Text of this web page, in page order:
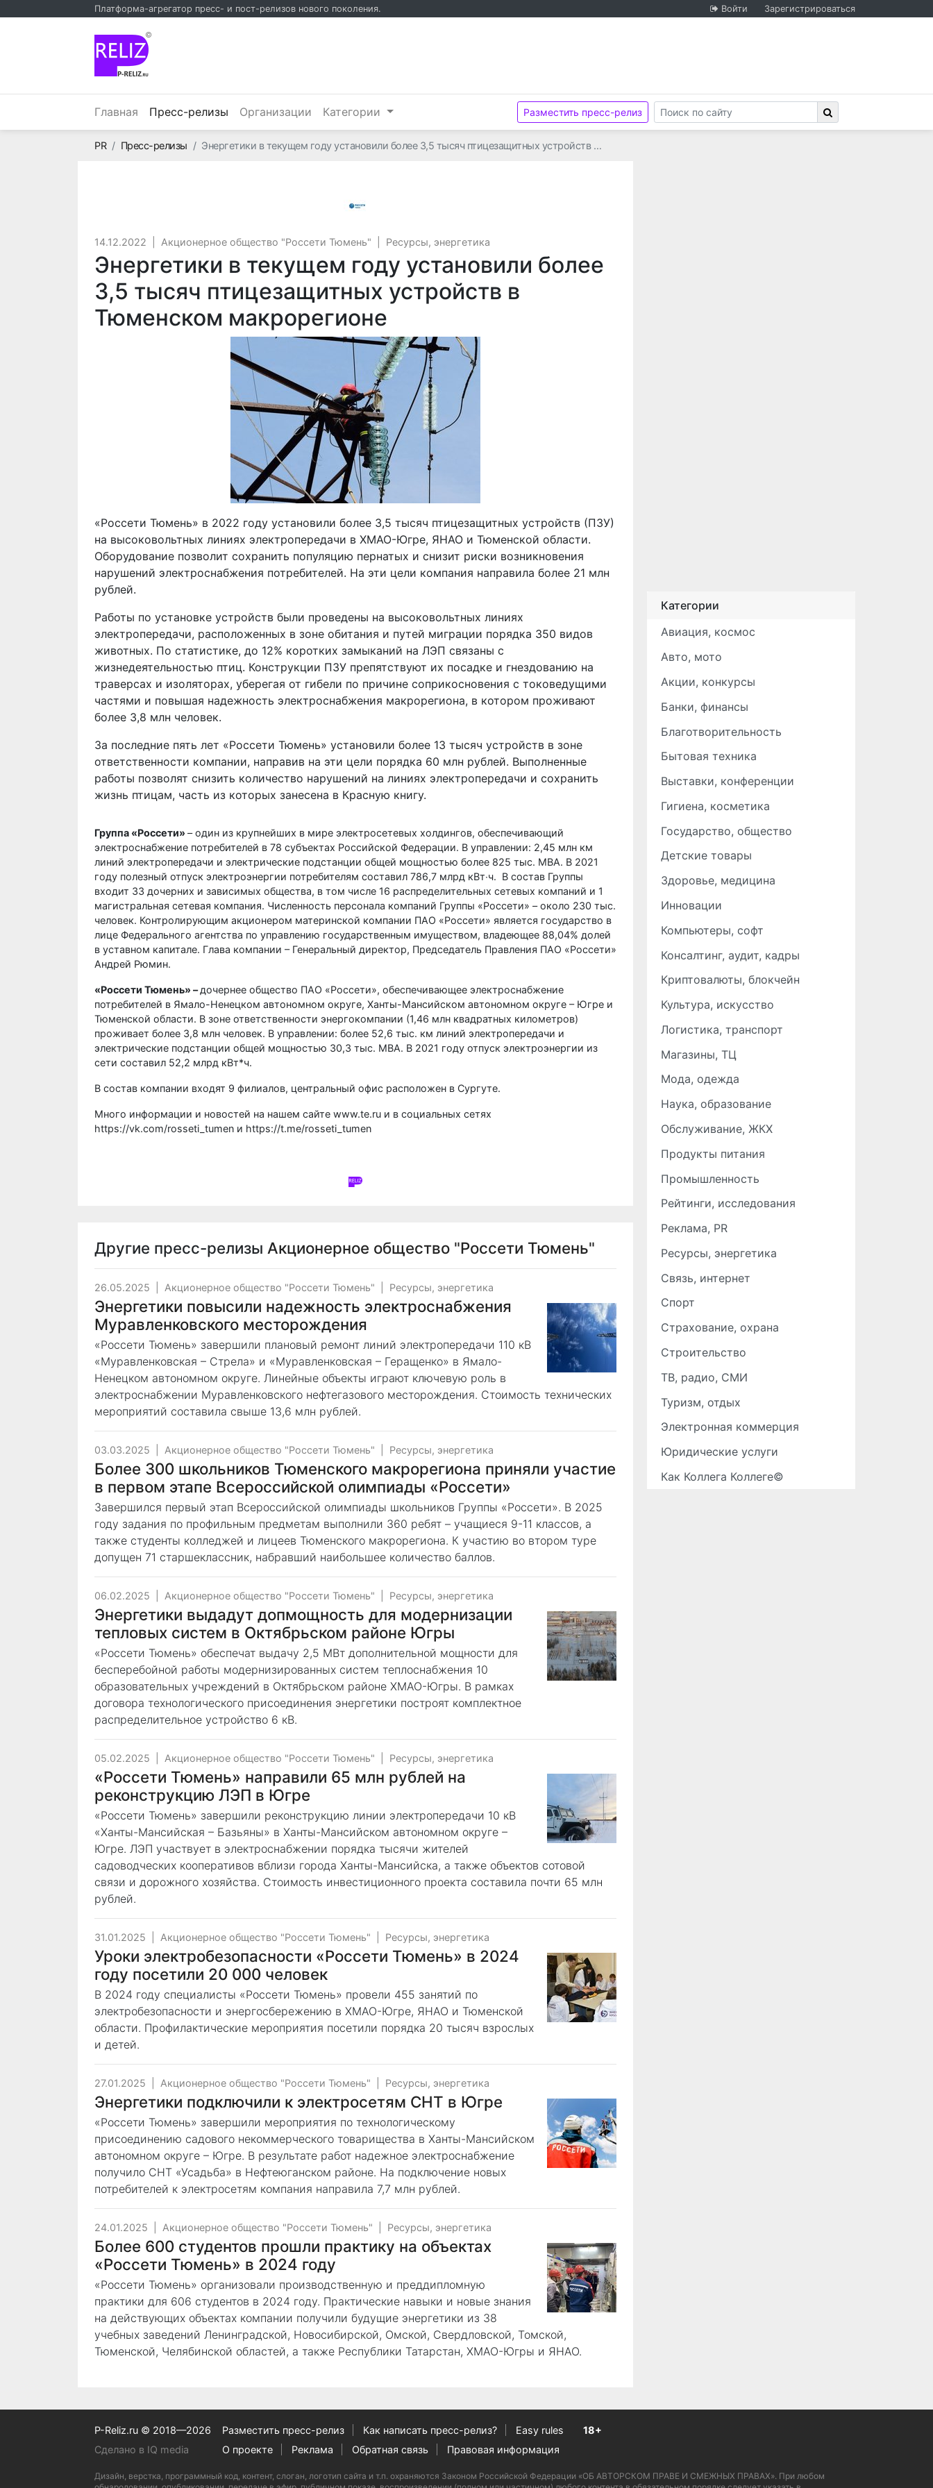
Платформа-агрегатор пресс- и пост-релизов нового поколения. Войти Зарегистрироваться
©
Главная Пресс-релизы (текущий)
Организации Категории Разместить пресс-релиз
PRГлавная
Пресс-релизы Энергетики в текущем году установили более 3,5 тысяч птицезащитных устройств …
14.12.2022 Акционерное общество "Россети Тюмень" Ресурсы, энергетика
Энергетики в текущем году установили более
3,5 тысяч птицезащитных устройств в
Тюменском макрорегионе
«Россети Тюмень» в 2022 году установили более 3,5 тысяч птицезащитных устройств (ПЗУ)
на высоковольтных линиях электропередачи в ХМАО-Югре, ЯНАО и Тюменской области.
Оборудование позволит сохранить популяцию пернатых и снизит риски возникновения
нарушений электроснабжения потребителей. На эти цели компания направила более 21 млн
рублей.
Работы по установке устройств были проведены на высоковольтных линиях
электропередачи, расположенных в зоне обитания и путей миграции порядка 350 видов
животных. По статистике, до 12% коротких замыканий на ЛЭП связаны с
жизнедеятельностью птиц. Конструкции ПЗУ препятствуют их посадке и гнездованию на
траверсах и изоляторах, уберегая от гибели по причине соприкосновения с токоведущими
частями и повышая надежность электроснабжения макрорегиона, в котором проживают
более 3,8 млн человек.
За последние пять лет «Россети Тюмень» установили более 13 тысяч устройств в зоне
ответственности компании, направив на эти цели порядка 60 млн рублей. Выполненные
работы позволят снизить количество нарушений на линиях электропередачи и сохранить
жизнь птицам, часть из которых занесена в Красную книгу.
Группа «Россети» – один из крупнейших в мире электросетевых холдингов, обеспечивающий
электроснабжение потребителей в 78 субъектах Российской Федерации. В управлении: 2,45 млн км
линий электропередачи и электрические подстанции общей мощностью более 825 тыс. МВА. В 2021
году полезный отпуск электроэнергии потребителям составил 786,7 млрд кВт∙ч. В состав Группы
входит 33 дочерних и зависимых общества, в том числе 16 распределительных сетевых компаний и 1
магистральная сетевая компания. Численность персонала компаний Группы «Россети» – около 230 тыс.
человек. Контролирующим акционером материнской компании ПАО «Россети» является государство в
лице Федерального агентства по управлению государственным имуществом, владеющее 88,04% долей
в уставном капитале. Глава компании – Генеральный директор, Председатель Правления ПАО «Россети»
Андрей Рюмин.
«Россети Тюмень» –дочернее общество ПАО «Россети», обеспечивающее электроснабжение
потребителей в Ямало-Ненецком автономном округе, Ханты-Мансийском автономном округе – Югре и
Тюменской области. В зоне ответственности энергокомпании (1,46 млн квадратных километров)
проживает более 3,8 млн человек. В управлении: более 52,6 тыс. км линий электропередачи и
электрические подстанции общей мощностью 30,3 тыс. МВА. В 2021 году отпуск электроэнергии из
сети составил 52,2 млрд кВт*ч.
В состав компании входят 9 филиалов, центральный офис расположен в Сургуте.
Много информации и новостей на нашем сайте www.te.ru и в социальных сетях
https://vk.com/rosseti_tumen и https://t.me/rosseti_tumen
Другие пресс-релизы Акционерное общество "Россети Тюмень"
26.05.2025 Акционерное общество "Россети Тюмень" Ресурсы, энергетика
Энергетики повысили надежность электроснабжения
Муравленковского месторождения
«Россети Тюмень» завершили плановый ремонт линий электропередачи 110 кВ
«Муравленковская – Стрела» и «Муравленковская – Геращенко» в Ямало-
Ненецком автономном округе. Линейные объекты играют ключевую роль в
электроснабжении Муравленковского нефтегазового месторождения. Стоимость технических
мероприятий составила свыше 13,6 млн рублей.
03.03.2025 Акционерное общество "Россети Тюмень" Ресурсы, энергетика
Более 300 школьников Тюменского макрорегиона приняли участие
в первом этапе Всероссийской олимпиады «Россети»
Завершился первый этап Всероссийской олимпиады школьников Группы «Россети». В 2025
году задания по профильным предметам выполнили 360 ребят – учащиеся 9-11 классов, а
также студенты колледжей и лицеев Тюменского макрорегиона. К участию во втором туре
допущен 71 старшеклассник, набравший наибольшее количество баллов.
06.02.2025 Акционерное общество "Россети Тюмень" Ресурсы, энергетика
Энергетики выдадут допмощность для модернизации
тепловых систем в Октябрьском районе Югры
«Россети Тюмень» обеспечат выдачу 2,5 МВт дополнительной мощности для
бесперебойной работы модернизированных систем теплоснабжения 10
образовательных учреждений в Октябрьском районе ХМАО-Югры. В рамках
договора технологического присоединения энергетики построят комплектное
распределительное устройство 6 кВ.
05.02.2025 Акционерное общество "Россети Тюмень" Ресурсы, энергетика
«Россети Тюмень» направили 65 млн рублей на
реконструкцию ЛЭП в Югре
«Россети Тюмень» завершили реконструкцию линии электропередачи 10 кВ
«Ханты-Мансийская – Базьяны» в Ханты-Мансийском автономном округе –
Югре. ЛЭП участвует в электроснабжении порядка тысячи жителей
садоводческих кооперативов вблизи города Ханты-Мансийска, а также объектов сотовой
связи и дорожного хозяйства. Стоимость инвестиционного проекта составила почти 65 млн
рублей.
31.01.2025 Акционерное общество "Россети Тюмень" Ресурсы, энергетика
Уроки электробезопасности «Россети Тюмень» в 2024
году посетили 20 000 человек
В 2024 году специалисты «Россети Тюмень» провели 455 занятий по
электробезопасности и энергосбережению в ХМАО-Югре, ЯНАО и Тюменской
области. Профилактические мероприятия посетили порядка 20 тысяч взрослых
и детей.
27.01.2025 Акционерное общество "Россети Тюмень" Ресурсы, энергетика
Энергетики подключили к электросетям СНТ в Югре
«Россети Тюмень» завершили мероприятия по технологическому
присоединению садового некоммерческого товарищества в Ханты-Мансийском
автономном округе – Югре. В результате работ надежное электроснабжение
получило СНТ «Усадьба» в Нефтеюганском районе. На подключение новых
потребителей к электросетям компания направила 7,7 млн рублей.
24.01.2025 Акционерное общество "Россети Тюмень" Ресурсы, энергетика
Более 600 студентов прошли практику на объектах
«Россети Тюмень» в 2024 году
«Россети Тюмень» организовали производственную и преддипломную
практики для 606 студентов в 2024 году. Практические навыки и новые знания
на действующих объектах компании получили будущие энергетики из 38
учебных заведений Ленинградской, Новосибирской, Омской, Свердловской, Томской,
Тюменской, Челябинской областей, а также Республики Татарстан, ХМАО-Югры и ЯНАО.
Категории
Авиация, космос
Авто, мото
Акции, конкурсы
Банки, финансы
Благотворительность
Бытовая техника
Выставки, конференции
Гигиена, косметика
Государство, общество
Детские товары
Здоровье, медицина
Инновации
Компьютеры, софт
Консалтинг, аудит, кадры
Криптовалюты, блокчейн
Культура, искусство
Логистика, транспорт
Магазины, ТЦ
Мода, одежда
Наука, образование
Обслуживание, ЖКХ
Продукты питания
Промышленность
Рейтинги, исследования
Реклама, PR
Ресурсы, энергетика
Связь, интернет
Спорт
Страхование, охрана
Строительство
ТВ, радио, СМИ
Туризм, отдых
Электронная коммерция
Юридические услуги
Как Коллега Коллеге©
P-Reliz.ru © 2018—2026
Сделано в IQ media
Разместить пресс-релиз Как написать пресс-релиз? Easy rules
18+
О проекте
Реклама Обратная связь Правовая информация
Дизайн, верстка, программный код, контент, слоган, логотип сайта и т.п. охраняются Законом Российской Федерации «ОБ АВТОРСКОМ ПРАВЕ И СМЕЖНЫХ ПРАВАХ». При любом